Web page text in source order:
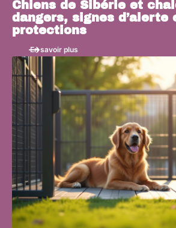
Chiens de Sibérie et
dangers, signes d’alerte
protections
En savoir plus